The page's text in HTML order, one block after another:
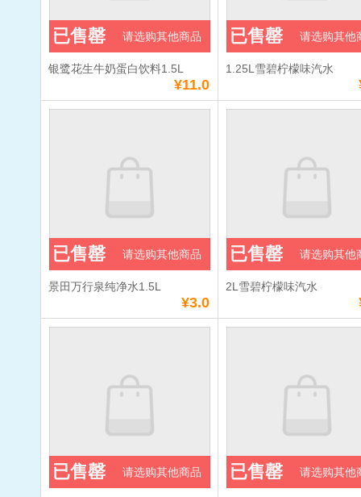
银鹭花生牛奶蛋白饮料1.5L
¥11.0
已售罄 请选购其他商品
1.25L雪碧柠檬味汽水
已售罄 请选购其他
景田万行泉纯净水1.5L
¥3.0
已售罄 请选购其他商品
2L雪碧柠檬味汽水
已售罄 请选购其他
已售罄 请选购其他商品 已售罄 请选购其他